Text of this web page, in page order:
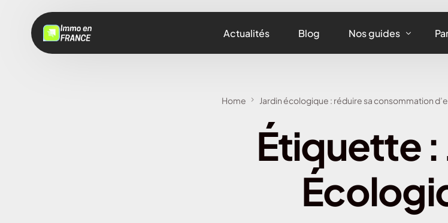
Actualités Blog Nos guides
Assurance
Home Jardin écologique : réduire sa consommation
Étiquette :